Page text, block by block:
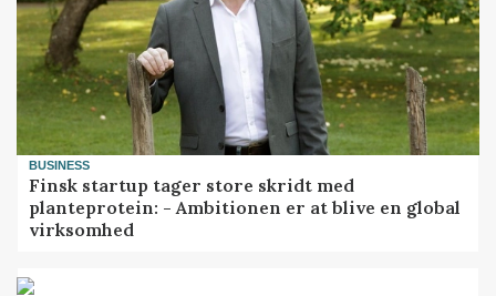
BUSINESS
Finsk startup tager store skridt med
planteprotein: - Ambitionen er at blive en global
virksomhed